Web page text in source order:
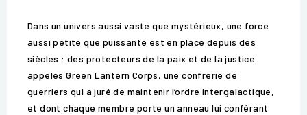
Dans un univers aussi vaste que mystérieux, une force
aussi petite que puissante est en place depuis des
siècles : des protecteurs de la paix et de la justice
appelés Green Lantern Corps, une confrérie de
guerriers qui a juré de maintenir l’ordre intergalactique,
et dont chaque membre porte un anneau lui conférant